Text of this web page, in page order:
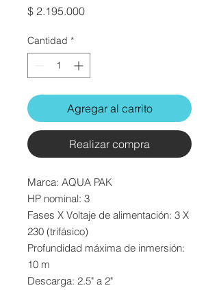
$ 2.195.000Precio
Cantidad *
Agregar al carrito
Realizar compra
Marca: AQUA PAK
HP nominal: 3
Fases X Voltaje de alimentación: 3 X
230 (trifásico)
Profundidad máxima de inmersión:
10 m
Descarga: 2.5" a 2"